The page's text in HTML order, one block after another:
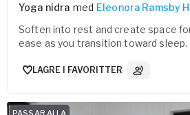
Yoga nidra med Eleonora Ramsby
Soften into rest and create space
ease as you transition toward sleep.
LAGRE I FAVORITTER 3 Lydspor
PASSAR ALLA